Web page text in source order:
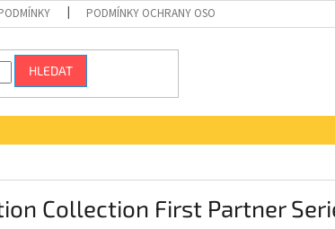
PODMÍNKY OCHRANY OSOBNÍCH ÚDAJŮ
HLEDAT
Collection First Partner